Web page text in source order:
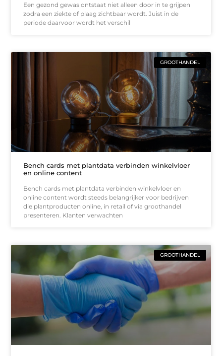
Een gezond gewas ontstaat niet alleen door in te grijpen
zodra een ziekte of plaag zichtbaar wordt. Juist in de
periode daarvoor wordt het verschil
GROOTHANDEL
Bench cards met plantdata verbinden winkelvloer
en online content
Bench cards met plantdata verbinden winkelvloer en
online content wordt steeds belangrijker voor bedrijven
die plantproducten online, in retail of via groothandel
presenteren. Klanten verwachten
GROOTHANDEL